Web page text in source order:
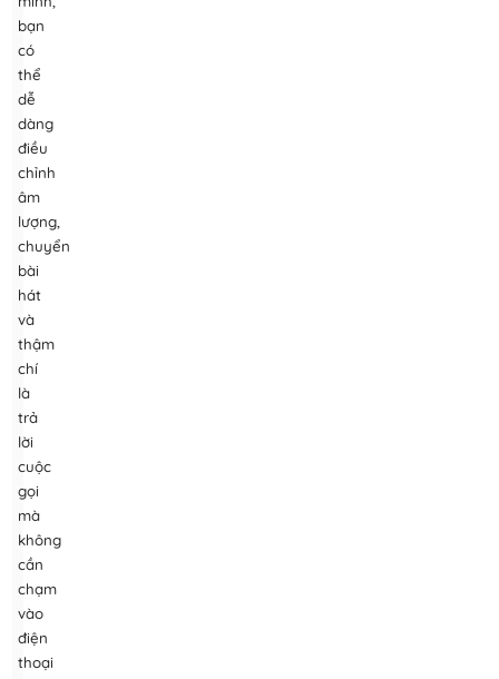
bạn
có
thể
dễ
dàng
điều
chỉnh
âm
lượng,
chuyển
bài
hát
và
thậm
chí
là
trả
lời
cuộc
gọi
mà
không
cần
chạm
vào
điện
thoại